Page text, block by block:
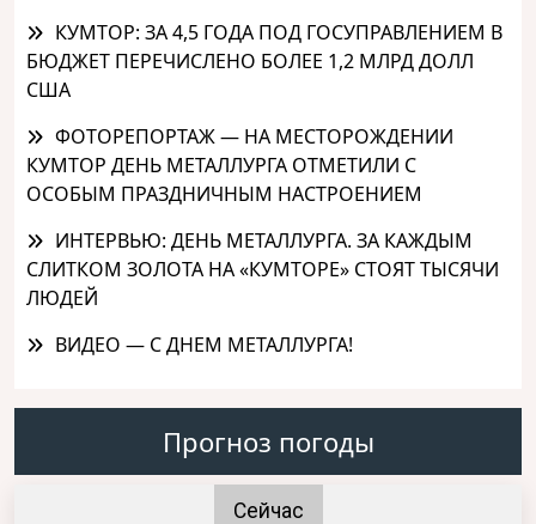
КУМТОР: ЗА 4,5 ГОДА ПОД ГОСУПРАВЛЕНИЕМ В
БЮДЖЕТ ПЕРЕЧИСЛЕНО БОЛЕЕ 1,2 МЛРД ДОЛЛ
США
ФОТОРЕПОРТАЖ — НА МЕСТОРОЖДЕНИИ
КУМТОР ДЕНЬ МЕТАЛЛУРГА ОТМЕТИЛИ С
ОСОБЫМ ПРАЗДНИЧНЫМ НАСТРОЕНИЕМ
ИНТЕРВЬЮ: ДЕНЬ МЕТАЛЛУРГА. ЗА КАЖДЫМ
СЛИТКОМ ЗОЛОТА НА «КУМТОРЕ» СТОЯТ ТЫСЯЧИ
ЛЮДЕЙ
ВИДЕО — С ДНЕМ МЕТАЛЛУРГА!
Прогноз погоды
Сейчас